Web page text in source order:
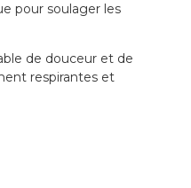
pour soulager les
de douceur et de
respirantes et